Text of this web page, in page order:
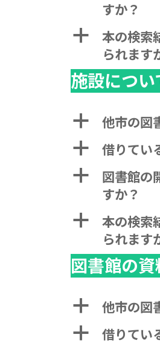
すか？
a
本の検索
られます
施設につい
a 他市の図
a 借りてい
a
図書館の
すか？
a
本の検索
られます
図書館の
a 他市の図
a 借りてい